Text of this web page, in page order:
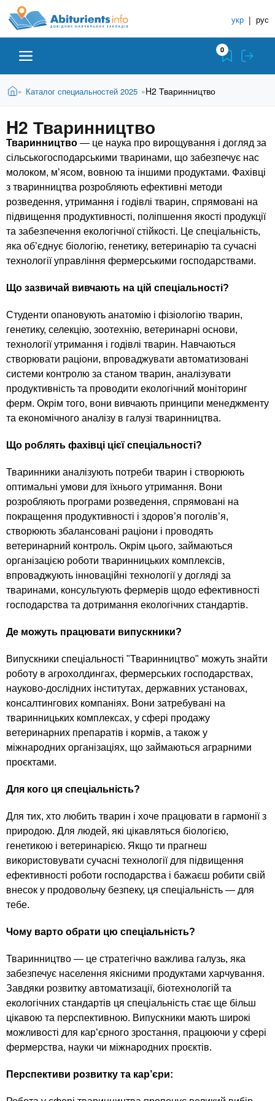
ю
A
b
i
t
u
r
i
e
n
t
s
.
i
n
f
o
п
р
в
о
н
и
к
У
ч
е
б
н
ы
х
а
в
е
д
е
н
и
й
укр | рус
Абитуриенту
Вузы
Колледжи
Курсы
Частные школы
Онлайн курсы
За рубежом
0
В
д
е
с
Главная
» Каталог специальностей 2025 »H2 Тваринництво
H2 Тваринництво
Тваринництво — це наука про вирощування і догляд за
сільськогосподарськими тваринами, що забезпечує нас
молоком, м’ясом, вовною та іншими продуктами. Фахівці
з тваринництва розробляють ефективні методи
розведення, утримання і годівлі тварин, спрямовані на
підвищення продуктивності, поліпшення якості продукції
та забезпечення екологічної стійкості. Це спеціальність,
яка об’єднує біологію, генетику, ветеринарію та сучасні
технології управління фермерськими господарствами.
Що зазвичай вивчають на цій спеціальності?
Студенти опановують анатомію і фізіологію тварин,
генетику, селекцію, зоотехнію, ветеринарні основи,
технології утримання і годівлі тварин. Навчаються
створювати раціони, впроваджувати автоматизовані
системи контролю за станом тварин, аналізувати
продуктивність та проводити екологічний моніторинг
ферм. Окрім того, вони вивчають принципи менеджменту
та економічного аналізу в галузі тваринництва.
Що роблять фахівці цієї спеціальності?
Тваринники аналізують потреби тварин і створюють
оптимальні умови для їхнього утримання. Вони
розробляють програми розведення, спрямовані на
покращення продуктивності і здоров’я поголів’я,
створюють збалансовані раціони і проводять
ветеринарний контроль. Окрім цього, займаються
організацією роботи тваринницьких комплексів,
впроваджують інноваційні технології у догляді за
тваринами, консультують фермерів щодо ефективності
господарства та дотримання екологічних стандартів.
Де можуть працювати випускники?
Випускники спеціальності "Тваринництво" можуть знайти
роботу в агрохолдингах, фермерських господарствах,
науково-дослідних інститутах, державних установах,
консалтингових компаніях. Вони затребувані на
тваринницьких комплексах, у сфері продажу
ветеринарних препаратів і кормів, а також у
міжнародних організаціях, що займаються аграрними
проєктами.
Для кого ця спеціальність?
Для тих, хто любить тварин і хоче працювати в гармонії з
природою. Для людей, які цікавляться біологією,
генетикою і ветеринарією. Якщо ти прагнеш
використовувати сучасні технології для підвищення
ефективності роботи господарства і бажаєш робити свій
внесок у продовольчу безпеку, ця спеціальність — для
тебе.
Чому варто обрати цю спеціальність?
Тваринництво — це стратегічно важлива галузь, яка
забезпечує населення якісними продуктами харчування.
Завдяки розвитку автоматизації, біотехнологій та
екологічних стандартів ця спеціальність стає ще більш
цікавою та перспективною. Випускники мають широкі
можливості для кар’єрного зростання, працюючи у сфері
фермерства, науки чи міжнародних проєктів.
Перспективи розвитку та кар’єри: